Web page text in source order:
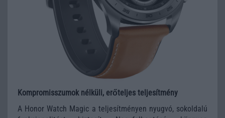
Kompromisszumok nélküli, erőteljes teljesítmény
A Honor Watch Magic a teljesítményen nyugvó, sokoldalú